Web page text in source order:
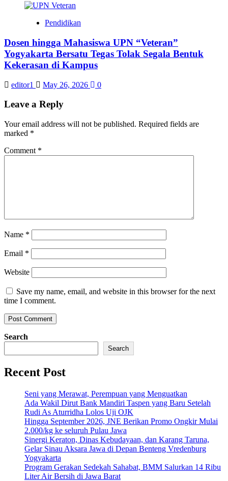
Pendidikan
Dosen hingga Mahasiswa UPN “Veteran”
Yogyakarta Bersatu Tegas Tolak Segala Bentuk
Kekerasan di Kampus
editor1 May 26, 2026 0
Leave a Reply
Your email address will not be published. Required fields are
marked *
Comment *
Name *
Email *
Website
Save my name, email, and website in this browser for the next
time I comment.
Search
Search
Recent Post
Seni yang Merawat, Perempuan yang Menguatkan
Ada Wakil Dirut Bank Mandiri Taspen yang Baru Setelah
Rudi As Aturridha Lolos Uji OJK
Hingga September 2026, JNE Berikan Promo Ongkir Mulai
2.000/kg ke seluruh Pulau Jawa
Sinergi Keraton, Dinas Kebudayaan, dan Karang Taruna,
Gelar Sinau Aksara Jawa di Depan Benteng Vredenburg
Yogyakarta
Program Gerakan Sedekah Sahabat, BMM Salurkan 14 Ribu
Liter Air Bersih di Jawa Barat